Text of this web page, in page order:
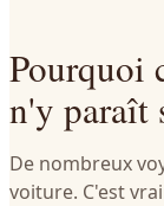
Pourquoi
n'y paraît
De nombreux
voiture. C'est